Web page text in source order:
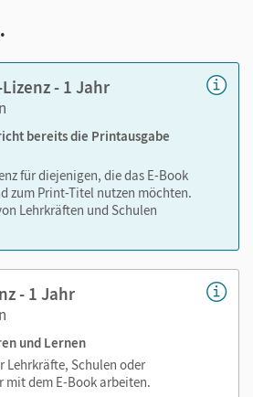
- 1 Jahr
bereits die Printausgabe
für diejenigen, die das E-Book
zum Print-Titel nutzen möchten.
Lehrkräften und Schulen
- 1 Jahr
und Lernen
Lehrkräfte, Schulen oder
mit dem E-Book arbeiten.